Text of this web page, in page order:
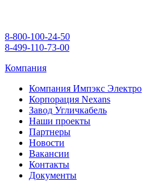
8-800-100-24-50
8-499-110-73-00
Компания
Компания Импэкс Электро
Корпорация Nexans
Завод Угличкабель
Наши проекты
Партнеры
Новости
Вакансии
Контакты
Документы